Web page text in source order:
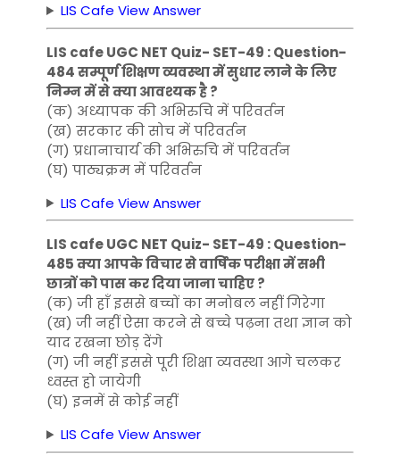
LIS Cafe View Answer
LIS cafe UGC NET Quiz- SET-49 : Question-
484 सम्पूर्ण शिक्षण व्यवस्था में सुधार लाने के लिए
निम्न में से क्या आवश्यक है ?
(क) अध्यापक की अभिरुचि में परिवर्तन
(ख) सरकार की सोच में परिवर्तन
(ग) प्रधानाचार्य की अभिरुचि में परिवर्तन
(घ) पाठ्यक्रम में परिवर्तन
LIS Cafe View Answer
LIS cafe UGC NET Quiz- SET-49 : Question-
485 क्या आपके विचार से वार्षिक परीक्षा में सभी
छात्रों को पास कर दिया जाना चाहिए ?
(क) जी हाँ इससे बच्चों का मनोबल नहीं गिरेगा
(ख) जी नहीं ऐसा करने से बच्चे पढ़ना तथा ज्ञान को
याद रखना छोड़ देंगे
(ग) जी नहीं इससे पूरी शिक्षा व्यवस्था आगे चलकर
ध्वस्त हो जायेगी
(घ) इनमें से कोई नहीं
LIS Cafe View Answer